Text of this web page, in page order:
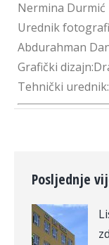
Nermina Durmić
Urednik
Abdurahman
Grafički
Tehnički
Posljednje